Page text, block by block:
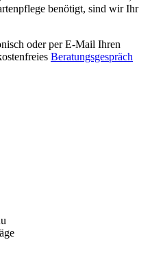
benötigt, sind wir Ihr
oder per E-Mail Ihren
Beratungsgespräch